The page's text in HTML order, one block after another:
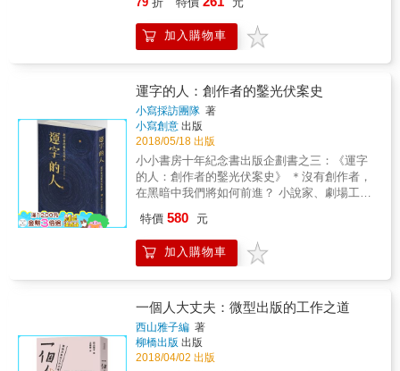
有深入的觀察。透過與第一線書店店員們對
話，記錄書店現場實錄。
存在帶給人什麼力量？ 作家 &times; 學者 為你
介紹各國書店 《書店不死》臺灣版別冊 重拾書
店作為街角文化站的感染力 & 林佑軒+林蔚昀
讀者」的行業， 也是把「書」裡的知識與情感
傳承到下一個時代的力量。 & 探討「書」與
「書店」的現在與未來， 含有深刻熱情與反思
的報導文學之作。 & & 在東京的商店街，一手
創立只有五坪大書店「日暮文庫」的原田真
弓；迎戰「電子書時代」，極力主張「紙本」
優點的淳久堂的福嶋聰；在和歌山「人口只有
百人的村落」經營「井原心靈小舖」的井原萬
見子；岩手縣「教主級」的前「澤屋書店」店
的「定有堂書店」老闆奈良敏行&hellip;&hellip;
在市街書店逐漸消失，書店所扮演的角色越來
越薄弱的現在，他們所捍衛的「書店」之所以
應該存在的理由究竟為何？ 他們為何堅持開設
書店？ 在電子書逐漸抬頭的時代，紙本出版流
通業的運作系統現況是如何呢？在現實環境日
益嚴苛的氣氛下，書店的存在意義是什麼？一
些被認為「有特色的書店」裡的店員、老闆
加入購物車
運字的人：創作者的鑿光伏案史
小寫採訪團隊 著
小寫創意 出版
2018/05/18 出版
小小書房十年紀念書出版企劃書之三：《運字
的人：創作者的鑿光伏案史》 ＊沒有創作者，
在黑暗中我們將如何前進？ 小說家、劇場工作
有他們的伏案鑿光，就沒有深刻作品，以及提
醒我們時刻應當返身思索的生活日常。 & & 十
年紀念的第三本書《運字的人：創作者的鑿光
軍、黃錦樹、Liglav A-wu（利格拉樂．阿
烏）、吳明益、林生祥、高俊宏、Yannick
Dauby、蔡宛璇等十三位創作者的創作歷程與
生涯專訪，透過訪視與深入的對話，了解這些
特價 580 元
加入購物車
一個人大丈夫：微型出版的工作之道
西山雅子編 著
柳橋出版 出版
2018/04/02 出版